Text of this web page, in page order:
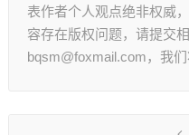
表作者个人观点绝非权威
容存在版权问题，请提交
bqsm@foxmail.com，我们